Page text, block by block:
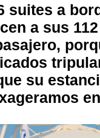
suites a
a sus
su